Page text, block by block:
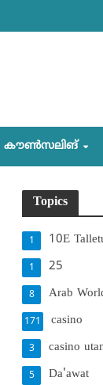
കൗണ്‍സലിങ്‌
Topics
10E
1
25
1
Arab
8
casino
171
casino
3
Da'awat
5